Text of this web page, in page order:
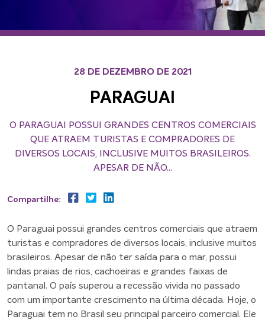
28 DE DEZEMBRO DE 2021
PARAGUAI
O PARAGUAI POSSUI GRANDES CENTROS COMERCIAIS
QUE ATRAEM TURISTAS E COMPRADORES DE
DIVERSOS LOCAIS, INCLUSIVE MUITOS BRASILEIROS.
APESAR DE NÃO...
Compartilhe:
O Paraguai possui grandes centros comerciais que atraem
turistas e compradores de diversos locais, inclusive muitos
brasileiros. Apesar de não ter saída para o mar, possui
lindas praias de rios, cachoeiras e grandes faixas de
pantanal. O país superou a recessão vivida no passado
com um importante crescimento na última década. Hoje, o
Paraguai tem no Brasil seu principal parceiro comercial. Ele